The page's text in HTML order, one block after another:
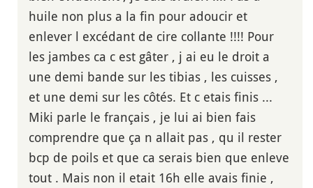
huile non plus a la fin pour adoucir et
enlever l excédant de cire collante !!!! Pour
les jambes ca c est gâter , j ai eu le droit a
une demi bande sur les tibias , les cuisses ,
et une demi sur les côtés. Et c etais finis ...
Miki parle le français , je lui ai bien fais
comprendre que ça n allait pas , qu il rester
bcp de poils et que ca serais bien que enleve
tout . Mais non il etait 16h elle avais finie ,